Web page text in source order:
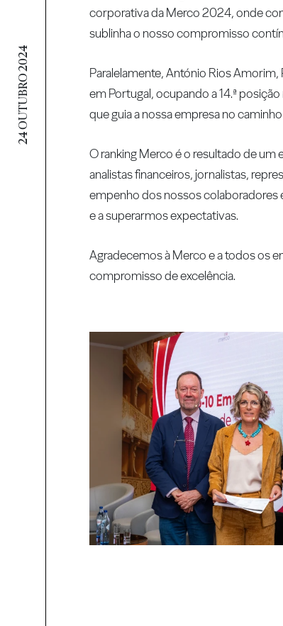
24 OUTUBRO 2024
corporativa da Merco 2024, onde
sublinha o nosso compromisso
Paralelamente, António Rios
em Portugal, ocupando a 14.ª
que guia a nossa empresa no
O ranking Merco é o resultado de
analistas financeiros, jornalistas,
empenho dos nossos colaboradores
e a superarmos expectativas.
Agradecemos à Merco e a todos os
compromisso de excelência.